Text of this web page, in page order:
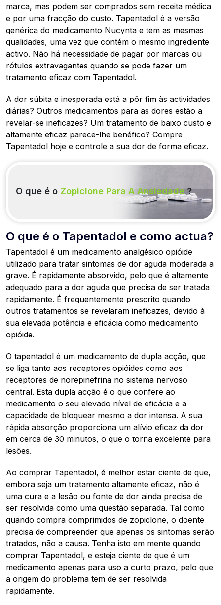
marca, mas podem ser comprados sem receita médica
e por uma fracção do custo. Tapentadol é a versão
genérica do medicamento Nucynta e tem as mesmas
qualidades, uma vez que contém o mesmo ingrediente
activo. Não há necessidade de pagar por marcas ou
rótulos extravagantes quando se pode fazer um
tratamento eficaz com Tapentadol.
A dor súbita e inesperada está a pôr fim às actividades
diárias? Outros medicamentos para as dores estão a
revelar-se ineficazes? Um tratamento de baixo custo e
altamente eficaz parece-lhe benéfico? Compre
Tapentadol hoje e controle a sua dor de forma eficaz.
O que é o Zopiclone Para A Ansiedade?
O que é o Tapentadol e como actua?
Tapentadol é um medicamento analgésico opióide
utilizado para tratar sintomas de dor aguda moderada a
grave. É rapidamente absorvido, pelo que é altamente
adequado para a dor aguda que precisa de ser tratada
rapidamente. É frequentemente prescrito quando
outros tratamentos se revelaram ineficazes, devido à
sua elevada potência e eficácia como medicamento
opióide.
O tapentadol é um medicamento de dupla acção, que
se liga tanto aos receptores opióides como aos
receptores de norepinefrina no sistema nervoso
central. Esta dupla acção é o que confere ao
medicamento o seu elevado nível de eficácia e a
capacidade de bloquear mesmo a dor intensa. A sua
rápida absorção proporciona um alívio eficaz da dor
em cerca de 30 minutos, o que o torna excelente para
lesões.
Ao comprar Tapentadol, é melhor estar ciente de que,
embora seja um tratamento altamente eficaz, não é
uma cura e a lesão ou fonte de dor ainda precisa de
ser resolvida como uma questão separada. Tal como
quando compra comprimidos de zopiclone, o doente
precisa de compreender que apenas os sintomas serão
tratados, não a causa. Tenha isto em mente quando
comprar Tapentadol, e esteja ciente de que é um
medicamento apenas para uso a curto prazo, pelo que
a origem do problema tem de ser resolvida
rapidamente.